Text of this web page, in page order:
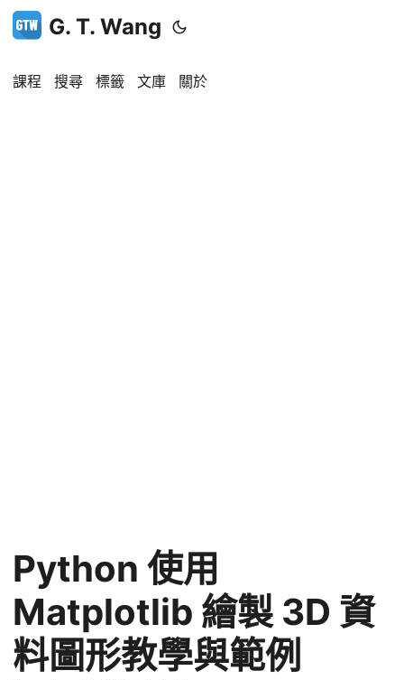
G. T. Wang
課程 搜尋 標籤 文庫 關於
Python 使用
Matplotlib 繪製 3D 資
料圖形教學與範例